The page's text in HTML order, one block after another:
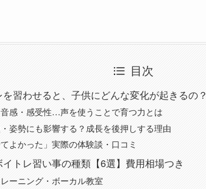
目次
習わせると、子供にどんな変化が起きるの？
感・感受性…声を使うことで育つ力とは
姿勢にも影響する？成長を後押しする理由
てよかった」実際の体験談・口コミ
トレ習い事の種類【6選】費用相場つき
ーニング・ボーカル教室